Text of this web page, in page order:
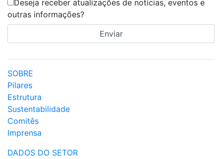
Deseja receber atualizações de notícias, eventos e
outras informações?
SOBRE
Pilares
Estrutura
Sustentabilidade
Comitês
Imprensa
DADOS DO SETOR